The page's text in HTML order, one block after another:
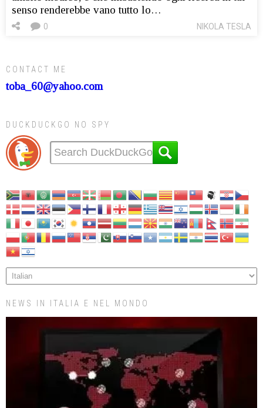
senso renderebbe vano tutto lo…
NIKOLA TESLA
0
CONTACT ME
toba_60@yahoo.com
DUCKDUCKGO NO SPY
NEWS IN ITALIA E NEL MONDO